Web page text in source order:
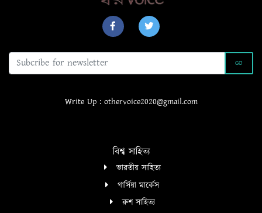
GO
Write Up : othervoice2020@gmail.com
বিশ্ব সাহিত্য
ভারতীয় সাহিত্য
গার্সিয়া মার্কেস
রুশ সাহিত্য